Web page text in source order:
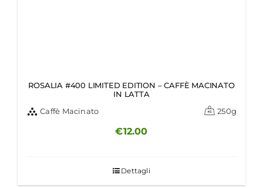
ROSALIA #400 LIMITED EDITION – CAFFÈ MACINATO
IN LATTA
Caffè Macinato
250g
€12.00
Dettagli